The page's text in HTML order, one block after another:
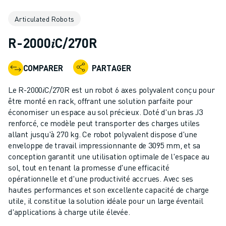
ROBOTS COLLABORATIFS
CONTRÔLEURS DE ROBOTS
ACCESSOIRES POUR ROBOTS
LOGICIEL ROBOT
LOGICIEL DE SIMULATION
PRODUITS DE ROBOTIQUE ÉDUCATIVE
AUTOMATISATION DES ROBOTS
ROBOTS DE SOUDAGE À L'ARC
ROBOTS ARTICULÉS
SÉRIE ARC MATE
SÉRIE M-900
ROBOTS DELTA
ROBOTS POUR L'ALIMENTATION ET LES SALLES BLANCHES
ROBOTS DE PEINTURE
ROBOTS PALETTISEURS
Articulated Robots
R-2000𝑖C/270R
COMPARER PARTAGER
Le R-2000𝑖C/270R est un robot 6 axes polyvalent conçu pour
être monté en rack, offrant une solution parfaite pour
économiser un espace au sol précieux. Doté d'un bras J3
renforcé, ce modèle peut transporter des charges utiles
allant jusqu'à 270 kg. Ce robot polyvalent dispose d'une
enveloppe de travail impressionnante de 3095 mm, et sa
conception garantit une utilisation optimale de l'espace au
sol, tout en tenant la promesse d'une efficacité
opérationnelle et d'une productivité accrues. Avec ses
hautes performances et son excellente capacité de charge
utile, il constitue la solution idéale pour un large éventail
d'applications à charge utile élevée.